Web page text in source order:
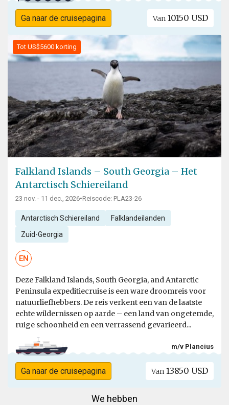
Ga naar de cruisepagina Van 10150 USD
Tot US$5600 korting
Falkland Islands – South Georgia – Het
Antarctisch Schiereiland
23 nov. - 11 dec., 2026•Reiscode: PLA23-26
Antarctisch Schiereiland Falklandeilanden
Zuid-Georgia
EN
Deze Falkland Islands, South Georgia, and Antarctic
Peninsula expeditiecruise is een ware droomreis voor
natuurliefhebbers. De reis verkent een van de laatste
echte wildernissen op aarde – een land van ongetemde,
ruige schoonheid en een verrassend gevarieerd...
m/v Plancius
Ga naar de cruisepagina Van 13850 USD
We hebben